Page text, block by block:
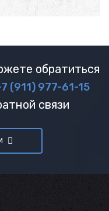
обратиться
(911) 977-61-15
связи